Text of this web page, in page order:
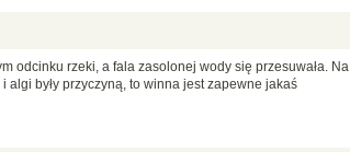
odcinku rzeki, a fala zasolonej wody się przesuwała. Na
były przyczyną, to winna jest zapewne jakaś